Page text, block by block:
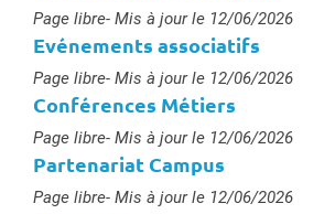
Type :
Page libre- Mis à jour le 12/06/2026
Evénements associatifs
Type :
Page libre- Mis à jour le 12/06/2026
Conférences Métiers
Type :
Page libre- Mis à jour le 12/06/2026
Partenariat Campus
Type :
Page libre- Mis à jour le 12/06/2026